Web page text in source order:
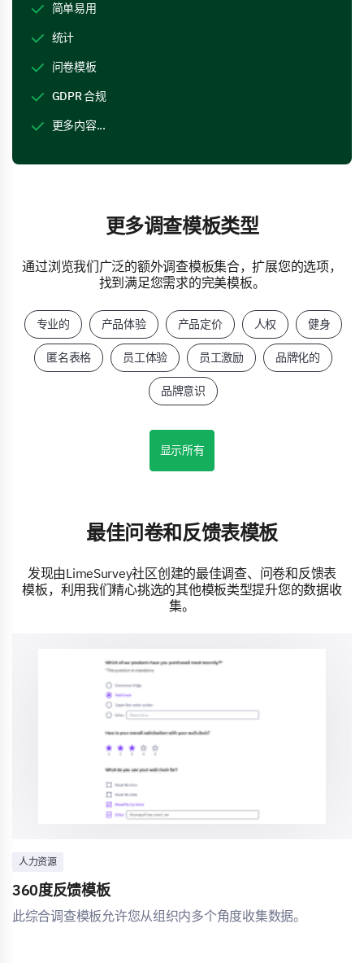
简单易用
统计
问卷模板
GDPR 合规
更多内容...
更多调查模板类型
通过浏览我们广泛的额外调查模板集合，扩展您的选项，
找到满足您需求的完美模板。
专业的 产品体验 产品定价 人权 健身
匿名表格 员工体验 员工激励 品牌化的
品牌意识
显示所有
最佳问卷和反馈表模板
发现由LimeSurvey社区创建的最佳调查、问卷和反馈表
模板，利用我们精心挑选的其他模板类型提升您的数据收
集。
人力资源
360度反馈模板
此综合调查模板允许您从组织内多个角度收集数据。